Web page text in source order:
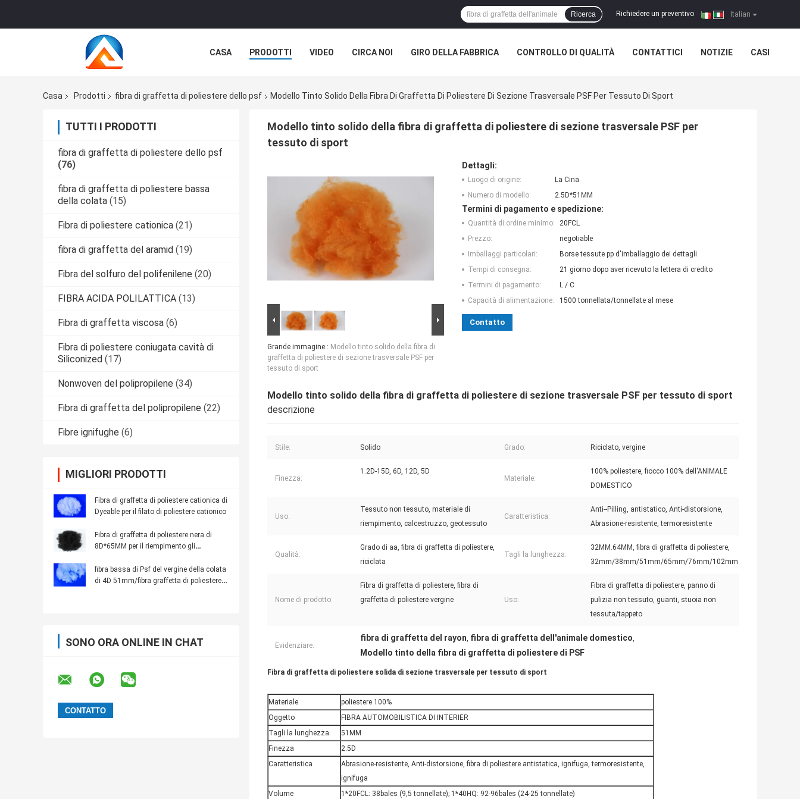
Italian
Richiedere un preventivo |
Ricerca
CASA PRODOTTI VIDEO CIRCA NOI GIRO DELLA FABBRICA CONTROLLO DI QUALITÀ CONTATTICI NOTIZIE CASI
Casa Prodotti fibra di graffetta di poliestere dello psf Modello Tinto Solido Della Fibra Di Graffetta Di Poliestere Di Sezione Trasversale PSF Per Tessuto Di Sport
TUTTI I PRODOTTI
fibra di graffetta di poliestere dello psf
(76)
fibra di graffetta di poliestere bassa
della colata (15)
Fibra di poliestere cationica (21)
fibra di graffetta del aramid (19)
Fibra del solfuro del polifenilene (20)
FIBRA ACIDA POLILATTICA (13)
Fibra di graffetta viscosa (6)
Fibra di poliestere coniugata cavità di
Siliconized (17)
Nonwoven del polipropilene (34)
Fibra di graffetta del polipropilene (22)
Fibre ignifughe (6)
MIGLIORI PRODOTTI
Fibra di graffetta di poliestere cationica di
Dyeable per il filato di poliestere cationico
Fibra di graffetta di poliestere nera di
8D*65MM per il riempimento gli
fibra bassa di Psf del vergine della colata
di 4D 51mm/fibra graffetta di poliestere
SONO ORA ONLINE IN CHAT
Modello tinto solido della fibra di graffetta di poliestere di sezione trasversale PSF per
tessuto di sport
Grande immagine : Modello tinto solido della fibra di
graffetta di poliestere di sezione trasversale PSF per
tessuto di sport
Dettagli:
Luogo di origine:
La Cina
Numero di modello:
2.5D*51MM
Termini di pagamento e spedizione:
Quantità di ordine minimo:
20FCL
Prezzo:
negotiable
Imballaggi particolari:
Borse tessute pp d'imballaggio dei dettagli
Tempi di consegna:
21 giorno dopo aver ricevuto la lettera di credito
Termini di pagamento:
L / C
Capacità di alimentazione:
1500 tonnellata/tonnellate al mese
Contatto
Modello tinto solido della fibra di graffetta di poliestere di sezione trasversale PSF per tessuto di sport
descrizione
Stile: Solido Grado: Riciclato, vergine
Finezza:
1.2D-15D, 6D, 12D, 5D
Materiale:
100% poliestere, fiocco 100% dell'ANIMALE
DOMESTICO
Uso:
Tessuto non tessuto, materiale di
riempimento, calcestruzzo, geotessuto
Caratteristica:
Anti--Pilling, antistatico, Anti-distorsione,
Abrasione-resistente, termoresistente
Qualità:
Grado di aa, fibra di graffetta di poliestere,
riciclata
Tagli la lunghezza:
32MM.64MM, fibra di graffetta di poliestere,
32mm/38mm/51mm/65mm/76mm/102mm
Nome di prodotto:
Fibra di graffetta di poliestere, fibra di
graffetta di poliestere vergine
Uso:
Fibra di graffetta di poliestere, panno di
pulizia non tessuto, guanti, stuoia non
tessuta/tappeto
Evidenziare:
fibra di graffetta del rayon, fibra di graffetta dell'animale domestico,
Modello tinto della fibra di graffetta di poliestere di PSF
Fibra di graffetta di poliestere solida di sezione trasversale per tessuto di sport
Materiale
poliestere 100%
Oggetto
FIBRA AUTOMOBILISTICA DI INTERIER
Tagli la lunghezza
51MM
Finezza
2.5D
Caratteristica
Abrasione-resistente, Anti-distorsione, fibra di poliestere antistatica, ignifuga, termoresistente,
ignifuga
Volume
1*20FCL: 38bales (9,5 tonnellate); 1*40HQ: 92-96bales (24-25 tonnellate)